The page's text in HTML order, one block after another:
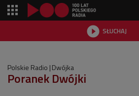
 SŁUCHAJ
Polskie Radio Dwójka
Poranek Dwójki